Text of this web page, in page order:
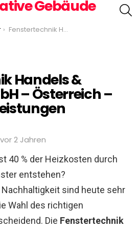
Fenstertechnik Handels & Montage GmbH – Österreich – Angebote & Leistungen
Handels &
– Österreich –
vor 2 Jahren
40 % der Heizkosten durch
entstehen?
Nachhaltigkeit sind heute sehr
Wahl des richtigen
Die Fenstertechnik